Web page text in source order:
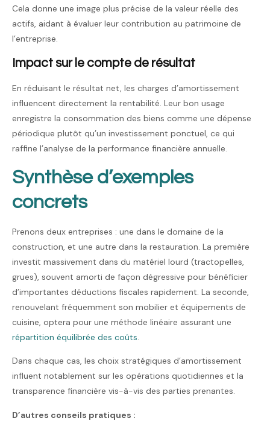
Cela donne une image plus précise de la valeur réelle des
actifs, aidant à évaluer leur contribution au patrimoine de
l’entreprise.
Impact sur le compte de résultat
En réduisant le résultat net, les charges d’amortissement
influencent directement la rentabilité. Leur bon usage
enregistre la consommation des biens comme une dépense
périodique plutôt qu’un investissement ponctuel, ce qui
raffine l’analyse de la performance financière annuelle.
Synthèse d’exemples
concrets
Prenons deux entreprises : une dans le domaine de la
construction, et une autre dans la restauration. La première
investit massivement dans du matériel lourd (tractopelles,
grues), souvent amorti de façon dégressive pour bénéficier
d’importantes déductions fiscales rapidement. La seconde,
renouvelant fréquemment son mobilier et équipements de
cuisine, optera pour une méthode linéaire assurant une
répartition équilibrée des coûts.
Dans chaque cas, les choix stratégiques d’amortissement
influent notablement sur les opérations quotidiennes et la
transparence financière vis-à-vis des parties prenantes.
D’autres conseils pratiques :